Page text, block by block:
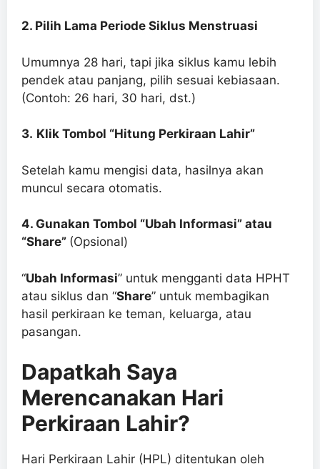
2. Pilih Lama Periode Siklus Menstruasi
Umumnya 28 hari, tapi jika siklus kamu lebih
pendek atau panjang, pilih sesuai kebiasaan.
(Contoh: 26 hari, 30 hari, dst.)
3. Klik Tombol “Hitung Perkiraan Lahir”
Setelah kamu mengisi data, hasilnya akan
muncul secara otomatis.
4. Gunakan Tombol “Ubah Informasi” atau
“Share” (Opsional)
“Ubah Informasi” untuk mengganti data HPHT
atau siklus dan “Share” untuk membagikan
hasil perkiraan ke teman, keluarga, atau
pasangan.
Dapatkah Saya
Merencanakan Hari
Perkiraan Lahir?
Hari Perkiraan Lahir (HPL) ditentukan oleh